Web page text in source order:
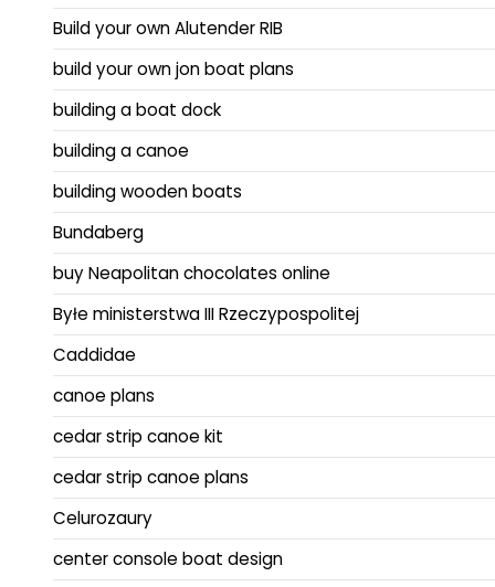
Build your own Alutender RIB
build your own jon boat plans
building a boat dock
building a canoe
building wooden boats
Bundaberg
buy Neapolitan chocolates online
Byłe ministerstwa III Rzeczypospolitej
Caddidae
canoe plans
cedar strip canoe kit
cedar strip canoe plans
Celurozaury
center console boat design